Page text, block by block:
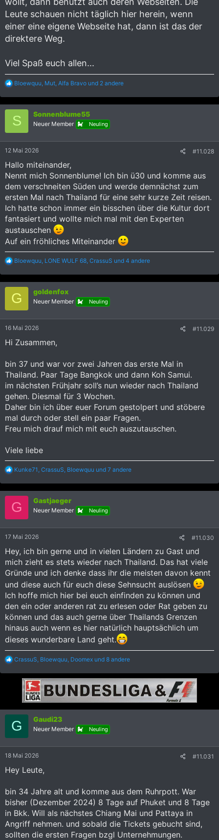
Leute schauen nicht täglich hier herein, wenn
einer eine eigene Webseite hat, dann ist das der
direktere Weg.
Viel Spaß euch allen...
R
a
k
i
n
Bloewquu Mut Alfa Bravo und 2 andere
S Sonnenblume55
Neuer Member Neuling
12 Mai 2026 #11.028
Hallo miteinander,
Nennt mich Sonnenblume! Ich bin ü30 und komme aus
dem verschneiten Süden und werde demnächst zum
ersten Mal nach Thailand für eine sehr kurze Zeit reisen.
Ich hatte schon immer ein bisschen über die Kultur dort
fantasiert und wollte mich mal mit den Experten
austauschen
Auf ein fröhliches Miteinander
R
a
k
i
n
Bloewquu LONE WULF 68 CrassuS und 4 andere
G goldenfox
Neuer Member Neuling
16 Mai 2026 #11.029
Hi Zusammen,
bin 37 und war vor zwei Jahren das erste Mal in
Thailand. Paar Tage Bangkok und dann Koh Samui.
im nächsten Frühjahr soll’s nun wieder nach Thailand
gehen. Diesmal für 3 Wochen.
Daher bin ich über euer Forum gestolpert und stöbere
mal durch oder stell ein paar Fragen.
Freu mich drauf mich mit euch auszutauschen.
Viele liebe
R
a
k
i
n
Kunke71 CrassuS Bloewquu und 7 andere
G Gastjaeger
Neuer Member Neuling
17 Mai 2026 #11.030
Hey, ich bin gerne und in vielen Ländern zu Gast und
mich zieht es stets wieder nach Thailand. Das hat viele
Gründe und ich denke dass ihr die meisten davon kennt
und diese auch für euch diese Sehnsucht auslösen
Ich hoffe mich hier bei euch einfinden zu können und
den ein oder anderen rat zu erlesen oder Rat geben zu
können und das auch gerne über Thailands Grenzen
hinaus auch wenn es hier natürlich hauptsächlich um
dieses wunderbare Land geht.
R
a
n
e
n
:
CrassuS Bloewquu Doomex und 8 andere
G Gaudi23
Neuer Member Neuling
18 Mai 2026 #11.031
Hey Leute,
bin 34 Jahre alt und komme aus dem Ruhrpott. War
bisher (Dezember 2024) 8 Tage auf Phuket und 8 Tage
in Bkk. Will als nächstes Chiang Mai und Pattaya in
Angriff nehmen. und sobald die Tickets gebucht sind,
sollten die ersten Fragen bzgl Unternehmungen.